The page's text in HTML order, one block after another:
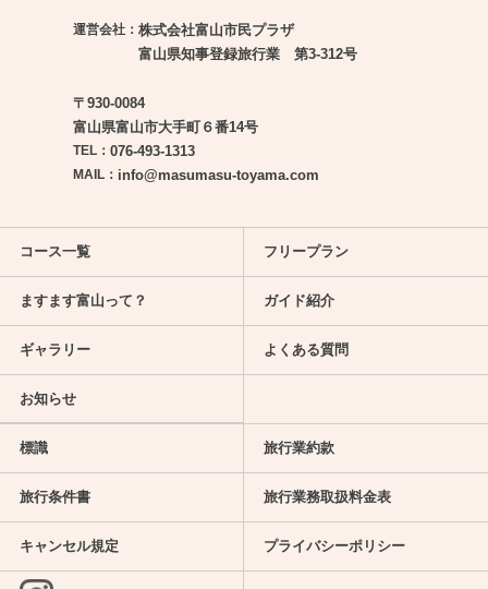
運営会社：株式会社富山市民プラザ
富山県知事登録旅行業 第3-312号
〒930-0084
富山県富山市大手町６番14号
TEL：076-493-1313
MAIL： info@masumasu-toyama.com
コース一覧 フリープラン
ますます富山って？ ガイド紹介
ギャラリー よくある質問
お知らせ
標識 旅行業約款
旅行条件書 旅行業務取扱料金表
キャンセル規定 プライバシーポリシー